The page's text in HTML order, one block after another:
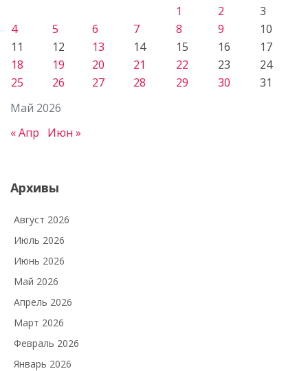
Май 2026
1 2
3
4
5 6 7 8 9
10
11
12 13 14 15 16
17
18
19 20 21 22 23
24
25
26 27 28 29 30 31
« Апр Июн »
Архивы
Август 2026
Июль 2026
Июнь 2026
Май 2026
Апрель 2026
Март 2026
Февраль 2026
Январь 2026